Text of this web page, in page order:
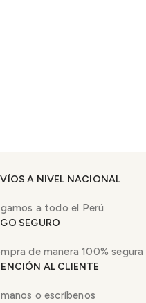
A NIVEL NACIONAL
a todo el Perú
SEGURO
de manera 100% segura
AL CLIENTE
o escríbenos